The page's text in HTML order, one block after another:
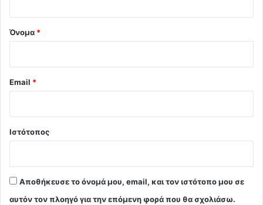
Όνομα *
Email *
Ιστότοπος
Αποθήκευσε το όνομά μου, email, και τον ιστότοπο μου σε
αυτόν τον πλοηγό για την επόμενη φορά που θα σχολιάσω.